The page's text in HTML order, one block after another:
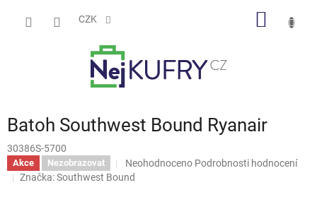
CZK
Batoh Southwest Bound Ryanair
30386S-5700
Akce Nezobrazovat
Průměrné
hodnocení
Neohodnoceno Podrobnosti hodnocení
Značka:Southwest Bound